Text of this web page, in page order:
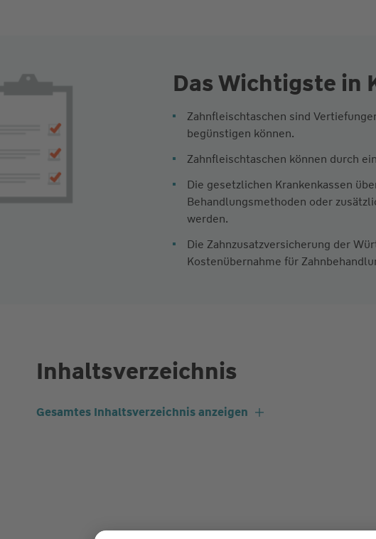
Das Wichtigste in
Zahnfleischtaschen sind
begünstigen können.
Zahnfleischtaschen können durch
Die gesetzlichen Krankenkassen
Behandlungsmethoden oder
werden.
Die Zahnzusatzversicherung der
Kostenübernahme für
Inhaltsverzeichnis
Gesamtes Inhaltsverzeichnis anzeigen